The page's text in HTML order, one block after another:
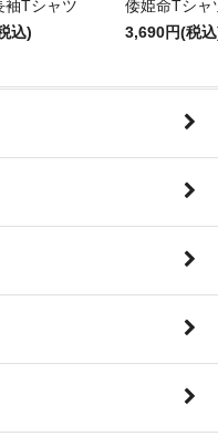
袖Tシャツ
込)
倭姫命Tシャ
3,690円(税